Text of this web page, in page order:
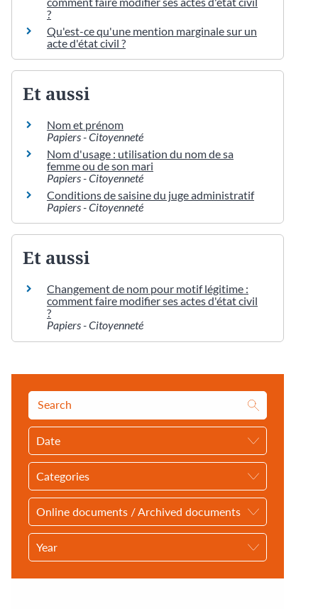
?
Qu'est-ce qu'une mention marginale sur un
acte d'état civil ?
Et aussi
Nom et prénom
Papiers - Citoyenneté
Nom d'usage : utilisation du nom de sa
femme ou de son mari
Papiers - Citoyenneté
Conditions de saisine du juge administratif
Papiers - Citoyenneté
Et aussi
Changement de nom pour motif légitime :
comment faire modifier ses actes d'état civil
?
Papiers - Citoyenneté